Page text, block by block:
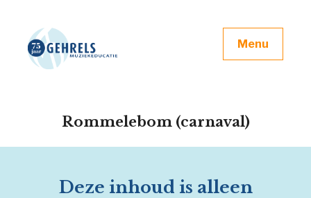
Menu
Rommelebom (carnaval)
Deze inhoud is alleen